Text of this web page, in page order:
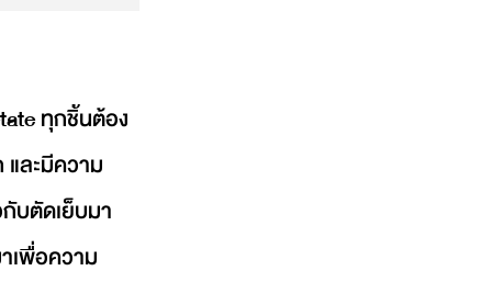
ทุกชิ้นต้อง
ละมีความ
บตัดเย็บมา
เพื่อความ